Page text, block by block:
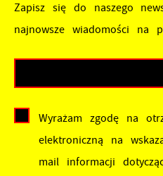
Zapisz się do naszego
najnowsze wiadomości na
Wyrażam zgodę na
elektroniczną na
mail informacji